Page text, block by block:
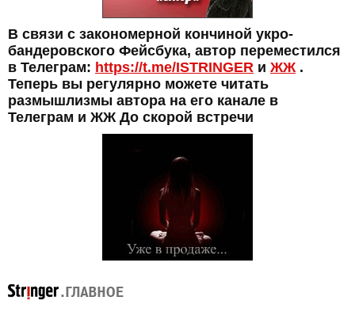
В связи с закономерной кончиной укро-
бандеровского Фейсбука, автор переместился
в Телеграм: https://t.me/ISTRINGER и ЖЖ.
Теперь вы регулярно можете читать
размышлизмы автора на его канале в
Телеграм и ЖЖ До скорой встречи